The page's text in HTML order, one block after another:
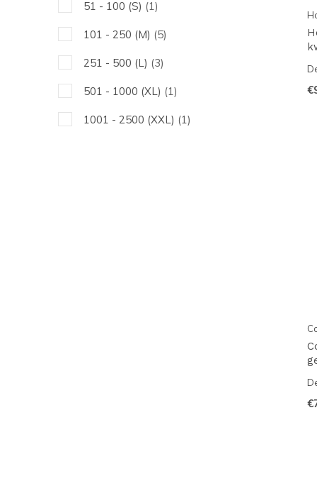
51 - 100 (S) (1)
101 - 250 (M) (5)
251 - 500 (L) (3)
501 - 1000 (XL) (1)
1001 - 2500 (XXL) (1)